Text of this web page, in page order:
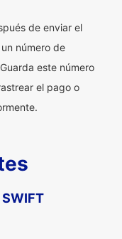
de enviar el
número de
este número
el pago o